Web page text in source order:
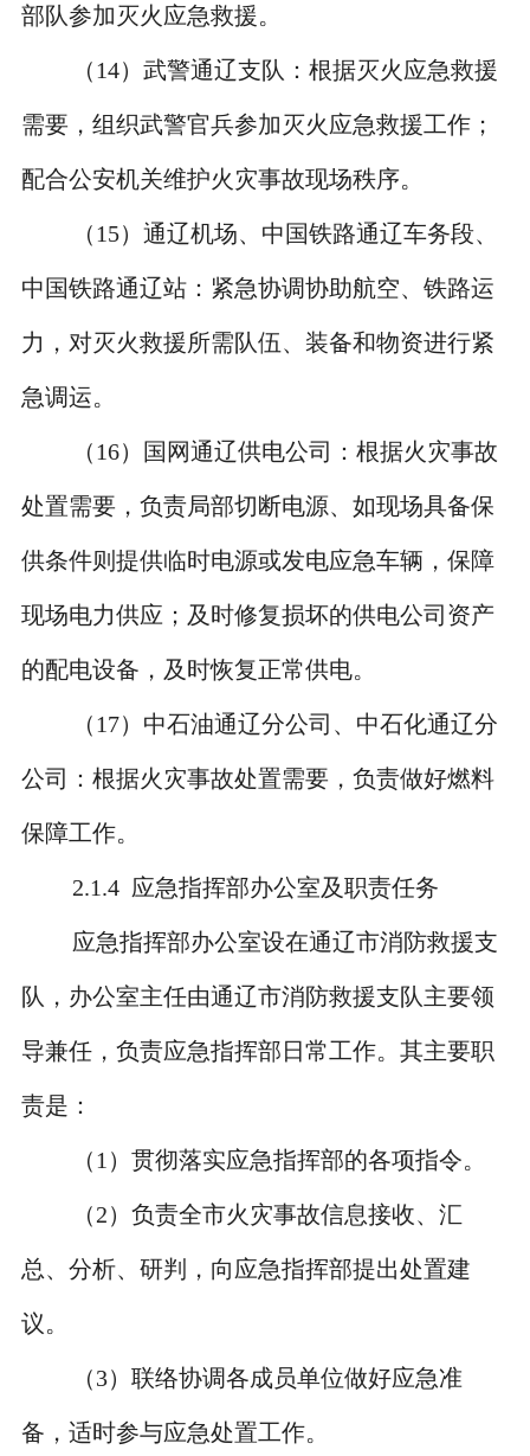
部队参加灭火应急救援。
（14）武警通辽支队：根据灭火应急救援
需要，组织武警官兵参加灭火应急救援工作；
配合公安机关维护火灾事故现场秩序。
（15）通辽机场、中国铁路通辽车务段、
中国铁路通辽站：紧急协调协助航空、铁路运
力，对灭火救援所需队伍、装备和物资进行紧
急调运。
（16）国网通辽供电公司：根据火灾事故
处置需要，负责局部切断电源、如现场具备保
供条件则提供临时电源或发电应急车辆，保障
现场电力供应；及时修复损坏的供电公司资产
的配电设备，及时恢复正常供电。
（17）中石油通辽分公司、中石化通辽分
公司：根据火灾事故处置需要，负责做好燃料
保障工作。
2.1.4 应急指挥部办公室及职责任务
应急指挥部办公室设在通辽市消防救援支
队，办公室主任由通辽市消防救援支队主要领
导兼任，负责应急指挥部日常工作。其主要职
责是：
（1 ）贯彻落实应急指挥部的各项指令。
（2）负责全市火灾事故信息接收、汇
总、分析、研判，向应急指挥部提出处置建
议。
（3）联络协调各成员单位做好应急准
备，适时参与应急处置工作。